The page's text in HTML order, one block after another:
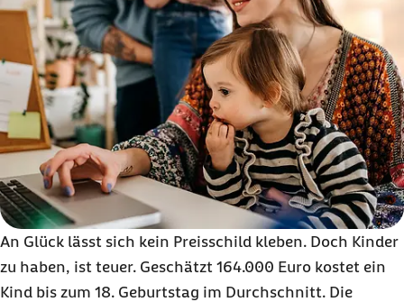
An Glück lässt sich kein Preisschild kleben. Doch Kinder
zu haben, ist teuer. Geschätzt 164.000 Euro kostet ein
Kind bis zum 18. Geburtstag im Durchschnitt. Die